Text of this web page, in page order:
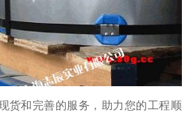
货和完善的服务，助力您的工程顺